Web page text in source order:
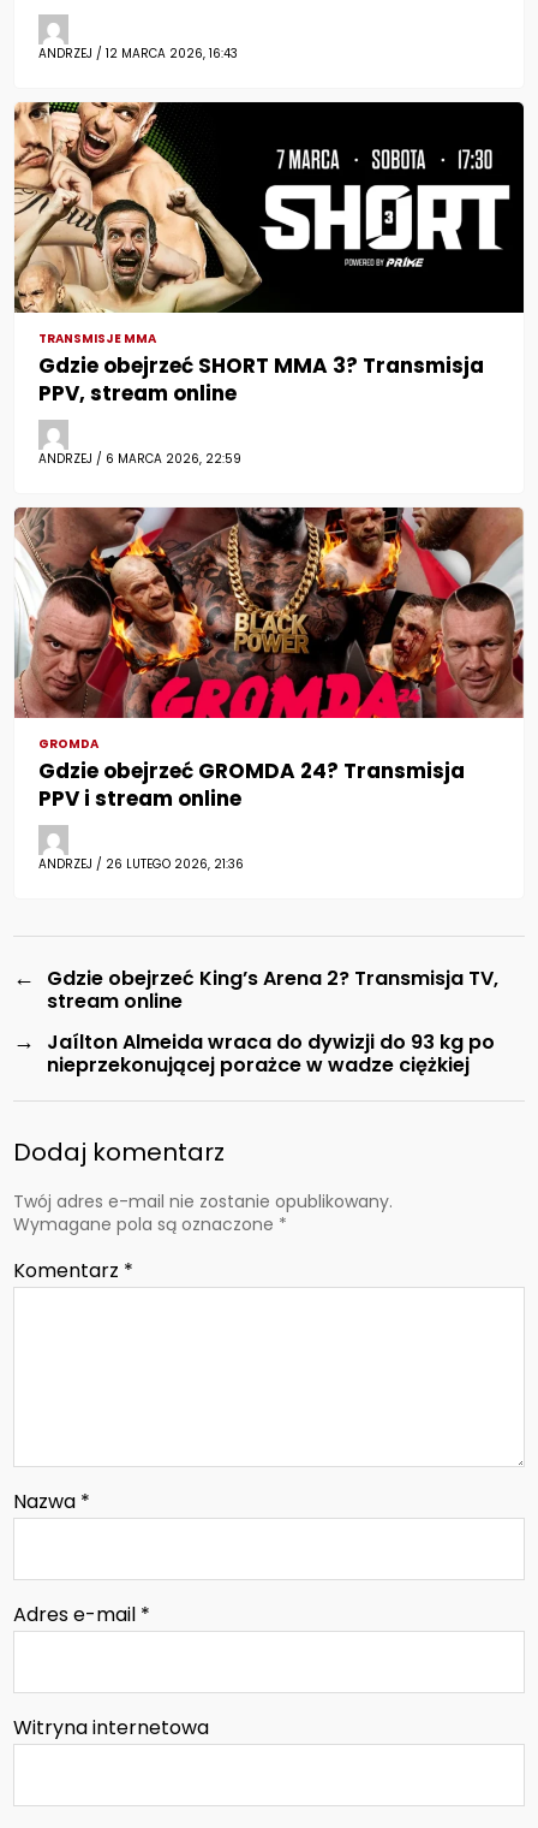
ANDRZEJ / 12 MARCA 2026, 16:43
TRANSMISJE MMA
Gdzie obejrzeć SHORT MMA 3? Transmisja
PPV, stream online
ANDRZEJ / 6 MARCA 2026, 22:59
GROMDA
Gdzie obejrzeć GROMDA 24? Transmisja
PPV i stream online
ANDRZEJ / 26 LUTEGO 2026, 21:36
←
Gdzie obejrzeć King’s Arena 2? Transmisja TV,
stream online
→
Jaílton Almeida wraca do dywizji do 93 kg po
nieprzekonującej porażce w wadze ciężkiej
Dodaj komentarz
Twój adres e-mail nie zostanie opublikowany.
Wymagane pola są oznaczone *
Komentarz *
Nazwa *
Adres e-mail *
Witryna internetowa